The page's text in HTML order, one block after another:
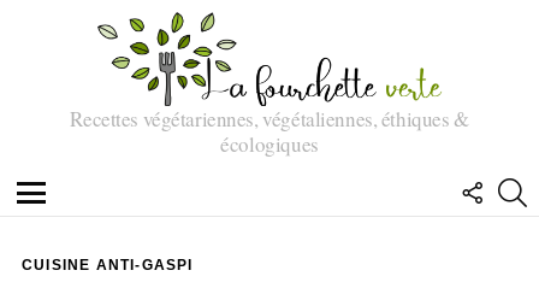
Recettes végétariennes, végétaliennes, éthiques &
écologiques
Menu
NOUS
CUISINE ANTI-GASPI